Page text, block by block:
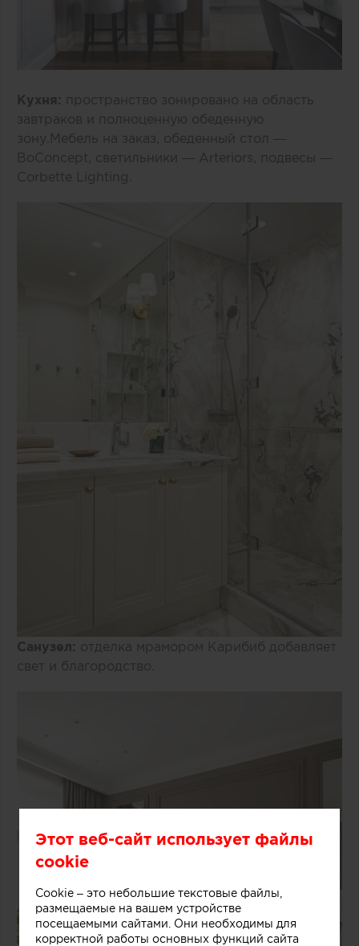
Кухня: пространство зонировано на область
завтраков и полноценную обеденную
зону.Мебель на заказ, обеденный стол —
BoConcept, светильники — Arteriors, подвесы —
Corbette Lighting.
Санузел: отделка мрамором Карибиб добавляет
свет и благородство.
Этот веб-сайт использует файлы
cookie
Cookie – это небольшие текстовые файлы,
размещаемые на вашем устройстве
посещаемыми сайтами. Они необходимы для
корректной работы основных функций сайта